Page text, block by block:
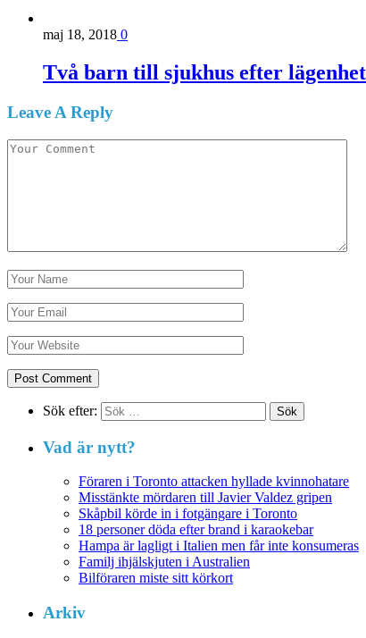
maj 18, 2018 0
Två barn till sjukhus efter
Leave A Reply
Sök efter:
Vad är nytt?
Föraren i Toronto attacken hyllade kvinnohatare
Misstänkte mördaren till Javier Valdez gripen
Skåpbil körde in i fotgängare i Toronto
18 personer döda efter brand i karaokebar
Hampa är lagligt i Italien men får inte konsumeras
Familj ihjälskjuten i Australien
Bilföraren miste sitt körkort
Arkiv